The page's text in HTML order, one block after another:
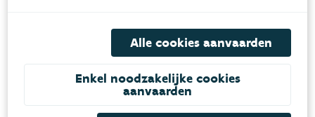
Alle cookies aanvaarden
Enkel noodzakelijke cookies
aanvaarden